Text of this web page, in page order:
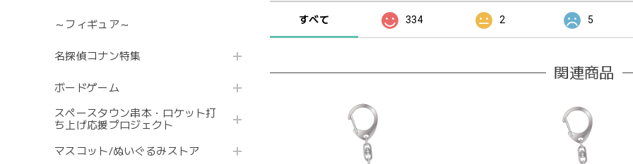
～フィギュア～
名探偵コナン特集
ボードゲーム
スペースタウン串本・ロケット打
ち上げ応援プロジェクト
マスコット/ぬいぐるみストア
すべて 334 2 5
関連商品